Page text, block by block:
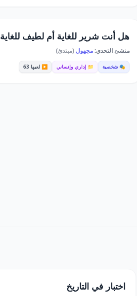
هل أنت شرير للغاية أم لطيف للغاية
منشئ التحدي:مجهول (مبتدئ)
🎭 شخصية 📁 إداري وإنساني ▶️ لعبها 63
اختبار في التاريخ